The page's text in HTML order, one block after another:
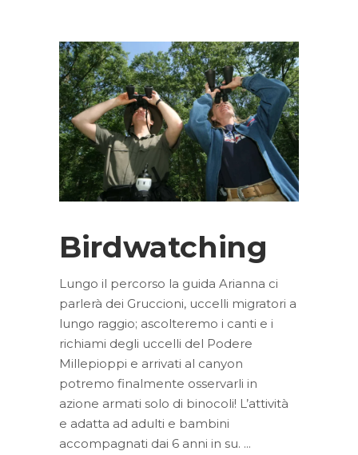
Birdwatching
Lungo il percorso la guida Arianna ci
parlerà dei Gruccioni, uccelli migratori a
lungo raggio; ascolteremo i canti e i
richiami degli uccelli del Podere
Millepioppi e arrivati al canyon
potremo finalmente osservarli in
azione armati solo di binocoli! L’attività
e adatta ad adulti e bambini
accompagnati dai 6 anni in su.